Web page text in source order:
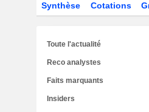
Synthèse Cotations
Toute l'actualité
Reco analystes
Faits marquants
Insiders